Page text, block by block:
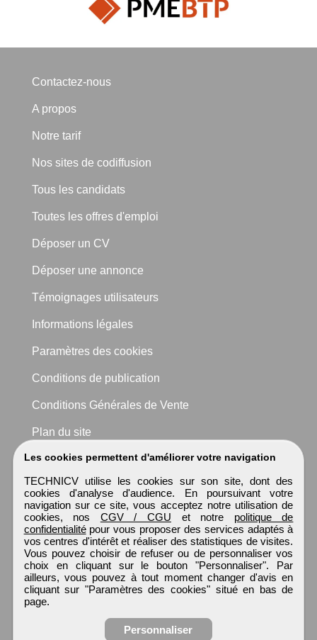
Les cookies permettent d'améliorer votre navigation
TECHNICV utilise les cookies sur son site, dont des
cookies d'analyse d'audience. En poursuivant votre
navigation sur ce site, vous acceptez notre utilisation de
cookies, nos CGV / CGU et notre politique de
confidentialitépour vous proposer des services adaptés à
vos centres d'intérêt et réaliser des statistiques de visites.
Vous pouvez choisir de refuser ou de personnaliser vos
choix en cliquant sur le bouton "Personnaliser". Par
ailleurs, vous pouvez à tout moment changer d'avis en
cliquant sur "Paramètres des cookies" situé en bas de
page.
Personnaliser
Contactez-nous
A propos
Notre tarif
Nos sites de codiffusion
Tous les candidats
Toutes les offres d'emploi
Déposer un CV
Déposer une annonce
Témoignages utilisateurs
Informations légales
Paramètres des cookies
Conditions de publication
Conditions Générales de Vente
Plan du site